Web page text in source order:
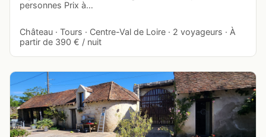
personnes Prix à…
Château · Tours · Centre-Val de Loire · 2 voyageurs · À
partir de 390 € / nuit